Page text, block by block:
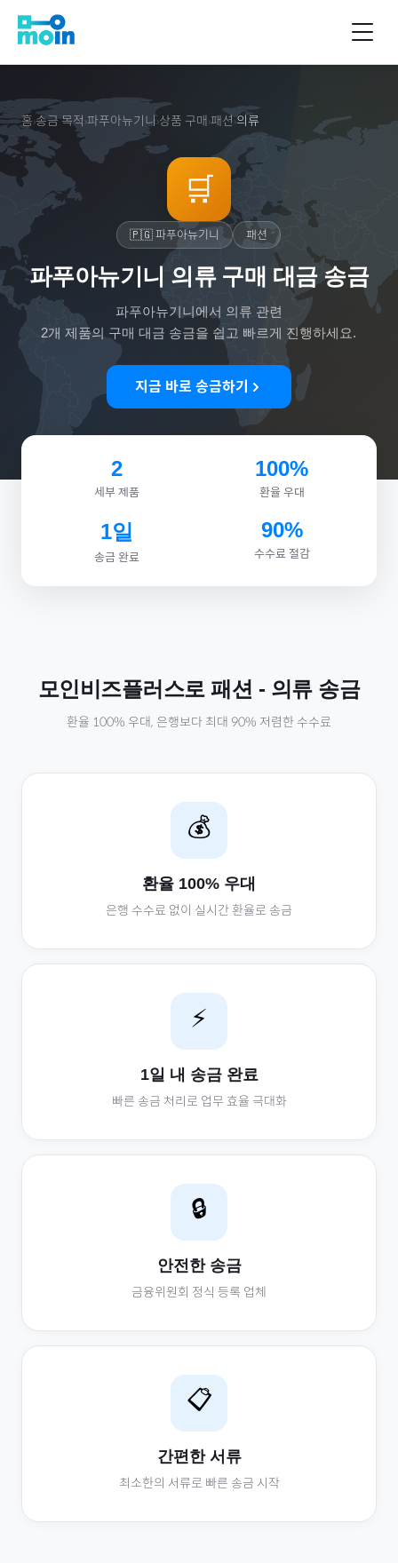
홈›송금 목적 ›파푸아뉴기니›상품 구매 ›패션›의류
🛒
🇵🇬 파푸아뉴기니 패션
파푸아뉴기니 의류 구매 대금 송금
파푸아뉴기니에서 의류 관련
2개 제품의 구매 대금 송금을 쉽고 빠르게 진행하세요.
지금 바로 송금하기
2
세부 제품
100%
환율 우대
1일
송금 완료
90%
수수료 절감
모인비즈플러스로패션 - 의류송금
환율 100% 우대, 은행보다 최대 90% 저렴한 수수료
💰
환율 100% 우대
은행 수수료 없이 실시간 환율로 송금
⚡
1일 내 송금 완료
빠른 송금 처리로 업무 효율 극대화
🔒
안전한 송금
금융위원회 정식 등록 업체
📋
간편한 서류
최소한의 서류로 빠른 송금 시작